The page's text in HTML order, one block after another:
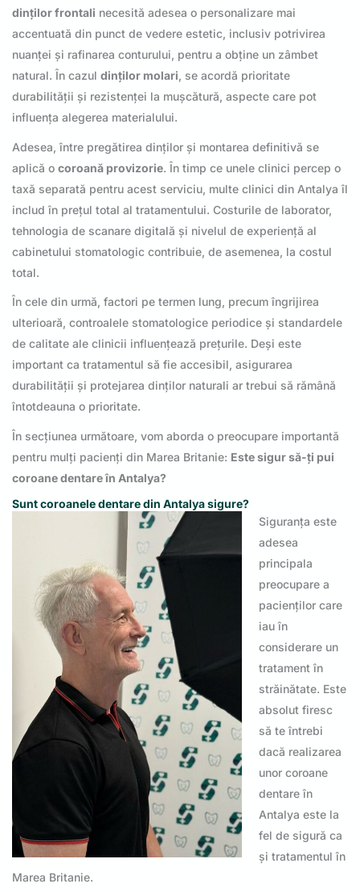
dinților frontali necesită adesea o personalizare mai
accentuată din punct de vedere estetic, inclusiv potrivirea
nuanței și rafinarea conturului, pentru a obține un zâmbet
natural. În cazul dinților molari, se acordă prioritate
durabilității și rezistenței la mușcătură, aspecte care pot
influența alegerea materialului.
Adesea, între pregătirea dinților și montarea definitivă se
aplică o coroană provizorie. În timp ce unele clinici percep o
taxă separată pentru acest serviciu, multe clinici din Antalya îl
includ în prețul total al tratamentului. Costurile de laborator,
tehnologia de scanare digitală și nivelul de experiență al
cabinetului stomatologic contribuie, de asemenea, la costul
total.
În cele din urmă, factori pe termen lung, precum îngrijirea
ulterioară, controalele stomatologice periodice și standardele
de calitate ale clinicii influențează prețurile. Deși este
important ca tratamentul să fie accesibil, asigurarea
durabilității și protejarea dinților naturali ar trebui să rămână
întotdeauna o prioritate.
În secțiunea următoare, vom aborda o preocupare importantă
pentru mulți pacienți din Marea Britanie: Este sigur să-ți pui
coroane dentare în Antalya?
Sunt coroanele dentare din Antalya sigure?
Siguranța este
adesea
principala
preocupare a
pacienților care
iau în
considerare un
tratament în
străinătate. Este
absolut firesc
să te întrebi
dacă realizarea
unor coroane
dentare în
Antalya este la
fel de sigură ca
și tratamentul în
Marea Britanie.